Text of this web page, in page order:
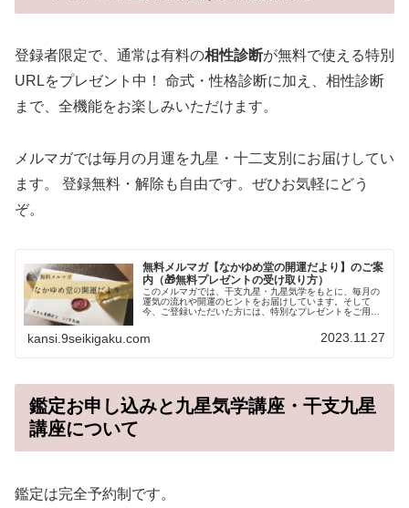
登録者限定で、通常は有料の相性診断が無料で使える特別
URLをプレゼント中！ 命式・性格診断に加え、相性診断
まで、全機能をお楽しみいただけます。
メルマガでは毎月の月運を九星・十二支別にお届けしてい
ます。 登録無料・解除も自由です。ぜひお気軽にどう
ぞ。
無料メルマガ【なかゆめ堂の開運だより】のご案
内（🎁無料プレゼントの受け取り方）
このメルマガでは、干支九星・九星気学をもとに、毎月の
運気の流れや開運のヒントをお届けしています。そして
今、ご登録いただいた方には、特別なプレゼントをご用意
kansi.9seikigaku.com 2023.11.27
鑑定お申し込みと九星気学講座・干支九星
講座について
鑑定は完全予約制です。